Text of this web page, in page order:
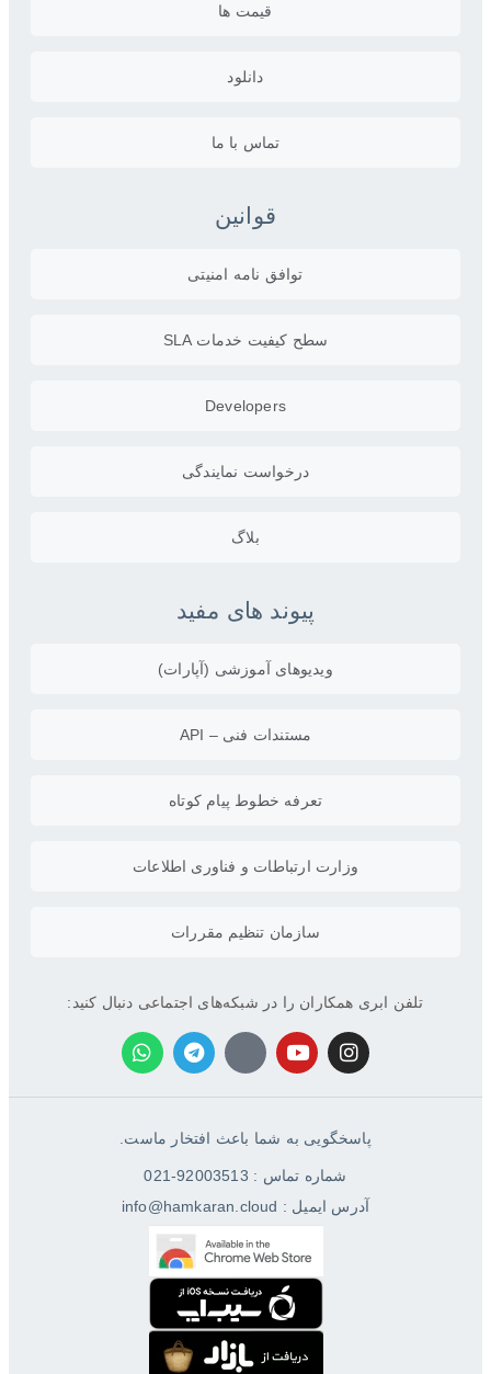
قیمت ها
دانلود
تماس با ما
قوانین
توافق نامه امنیتی
سطح کیفیت خدمات SLA
Developers
درخواست نمایندگی
بلاگ
پیوند های مفید
ویدیو‌های آموزشی (آپارات)
مستندات فنی – API
تعرفه خطوط پیام کوتاه
وزارت ارتباطات و فناوری اطلاعات
سازمان تنظیم مقررات
تلفن ابری همکاران را در شبکه‌های اجتماعی دنبال کنید:
پاسخگویی به شما باعث افتخار ماست.
شماره تماس : 92003513-021
آدرس ایمیل : info@hamkaran.cloud